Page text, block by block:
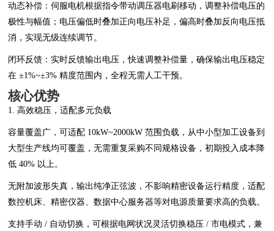
动态补偿：伺服电机根据指令带动调压器电刷移动，调整补偿电压的
极性与幅值；电压偏低时叠加正向电压补足，偏高时叠加反向电压抵
消，实现无级连续调节。
闭环反馈：实时反馈输出电压，快速调整补偿量，确保输出电压稳定
在 ±1%~±3% 精度范围内，全程无需人工干预。
核心优势
1. 高效稳压，适配多元负载
容量覆盖广，可适配 10kW~2000kW 范围负载，从中小型加工设备到
大型生产线均可覆盖，无需重复采购不同规格设备，初期投入成本降
低 40% 以上。
无附加波形失真，输出纯净正弦波，不影响精密设备运行精度，适配
数控机床、精密仪器、数据中心服务器等对电源质量要求高的负载。
支持手动 / 自动切换，可根据电网状况灵活切换稳压 / 市电模式，兼